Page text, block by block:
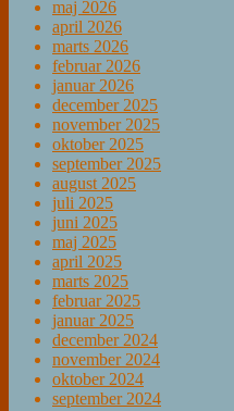
maj 2026
april 2026
marts 2026
februar 2026
januar 2026
december 2025
november 2025
oktober 2025
september 2025
august 2025
juli 2025
juni 2025
maj 2025
april 2025
marts 2025
februar 2025
januar 2025
december 2024
november 2024
oktober 2024
september 2024